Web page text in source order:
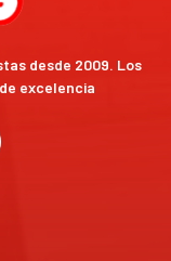
desde 2009. Los
excelencia